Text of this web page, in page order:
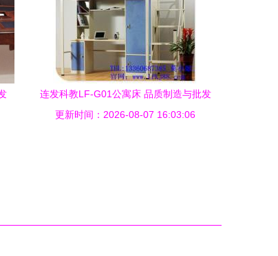
连发科教LF-G01公寓床 品质制造与批发
首选
更新时间：2026-08-07 16:03:06